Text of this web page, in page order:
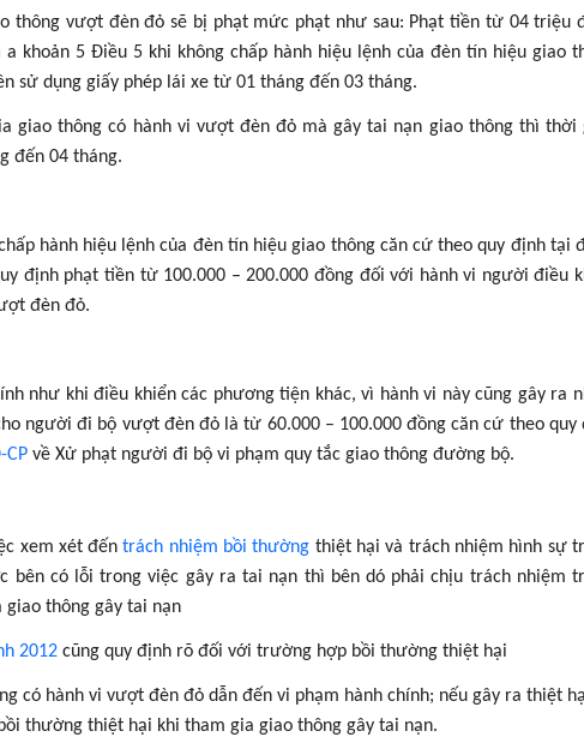
thông vượt đèn đỏ sẽ bị phạt mức phạt như sau: Phạt tiền từ 04 triệu
khoản 5 Điều 5 khi không chấp hành hiệu lệnh của đèn tín hiệu giao
sử dụng giấy phép lái xe từ 01 tháng đến 03 tháng.
giao thông có hành vi vượt đèn đỏ mà gây tai nạn giao thông thì thời
đến 04 tháng.
hành hiệu lệnh của đèn tín hiệu giao thông căn cứ theo quy định tại
định phạt tiền từ 100.000 – 200.000 đồng đối với hành vi người điều
đèn đỏ.
như khi điều khiển các phương tiện khác, vì hành vi này cũng gây ra
người đi bộ vượt đèn đỏ là từ 60.000 – 100.000 đồng căn cứ theo quy
về Xử phạt người đi bộ vi phạm quy tắc giao thông đường bộ.
xem xét đếntrách nhiệm bồi thường thiệt hại và trách nhiệm hình sự
bên có lỗi trong việc gây ra tai nạn thì bên dó phải chịu trách nhiệm
thông gây tai nạn
2012 cũng quy định rõ đối với trường hợp bồi thường thiệt hại
có hành vi vượt đèn đỏ dẫn đến vi phạm hành chính; nếu gây ra thiệt
thường thiệt hại khi tham gia giao thông gây tai nạn.